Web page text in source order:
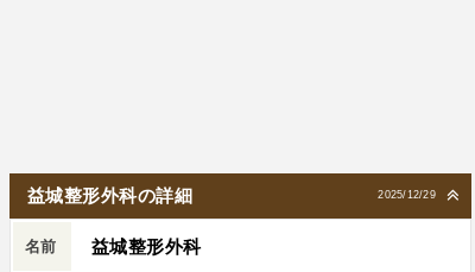
2025/12/29
益城整形外科の詳細
名前 益城整形外科